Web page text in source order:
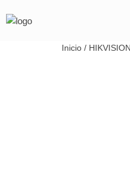
Inicio / HIKVISION